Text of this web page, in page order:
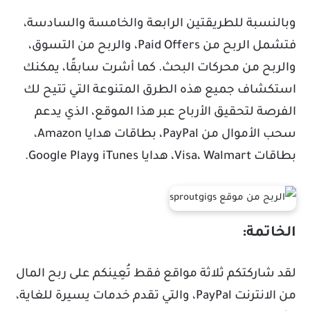
وبالنسبة للطريقتين الرابعة والخامسة والسادسة،
فتشمل الربح من Paid Offers، والربح من التسوق،
والربح من محركات البحث. كما أشرت سابقًا، يمكنك
استكشاف جميع هذه الطرق المتنوعة التي تتيح لك
الفرصة لتحقيق الأرباح عبر هذا الموقع، الذي يدعم
سحب الأموال من PayPal، بطاقات هدايا Amazon،
بطاقات Visa، Walmart، هدايا iTunes وGoogle Play.
الخاتمة:
لقد شاركتكم ثلاثة مواقع فقط تُعِينكم على ربح المال
من الانترنت PayPal، والتي تقدم خدمات يسيرة للغاية،